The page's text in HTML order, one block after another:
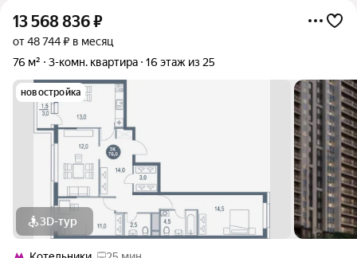
13 568 836₽
от 48 744 ₽ в месяц
76 м²
3-комн. квартира 16 этаж из 25
новостройка
3D-тур